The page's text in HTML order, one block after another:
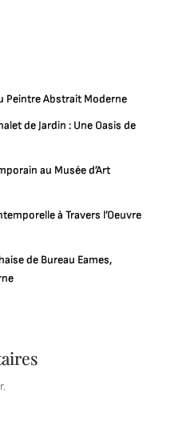
Peintre Abstrait Moderne
de Jardin : Une Oasis de
au Musée d’Art
à Travers l’Oeuvre
de Bureau Eames,